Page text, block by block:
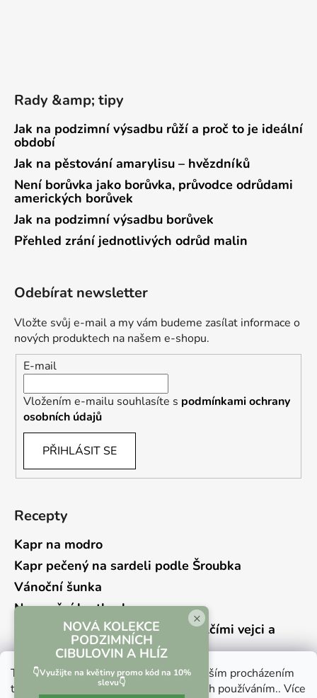
Tento web používá soubory cookie. Dalším procházením
tohoto webu vyjadřujete souhlas s jejich používáním.. Více
Rady &amp; tipy
Jak na podzimní výsadbu růží a proč to je ideální
období
Jak na pěstování amarylisu – hvězdníků
Není borůvka jako borůvka, průvodce odrůdami
amerických borůvek
Jak na podzimní výsadbu borůvek
Přehled zrání jednotlivých odrůd malin
Odebírat newsletter
Vložte svůj e-mail a my vám budeme zasílat informace o
nových produktech na našem e-shopu.
E-mail
Vložením e-mailu souhlasíte s podmínkami ochrany
osobních údajů
PŘIHLÁSIT SE
Recepty
Kapr na modro
Kapr pečený na sardeli podle Šroubka
Vánoční šunka
Novoroční hrstkovka
Lehký bramborový salát s křepelčími vejci a
kyselou okurkou
×
NOVÁ KOLEKCE
PODZIMNÍCH
CIBULOVIN A HLÍZ
👇Využijte na květiny promo kód na 10%
slevu👇